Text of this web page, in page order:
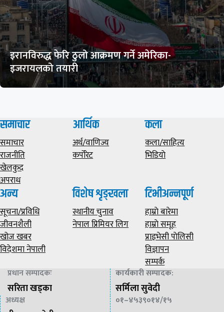
इरानविरुद्ध फेरि ठुलो आक्रमण गर्ने अमेरिका-
इजरायलको तयारी
समाचार
समाचार
राजनीति
खेलकुद
अपराध
आर्थिक
अर्थ/वाणिज्य
कर्पोरेट
कला
कला/साहित्य
भिडियाे
अन्य
सूचना/प्रविधि
जीवनशैली
खोज खबर
विदेशमा नेपाली
विशेष शृङ्खला
स्थानीय चुनाव
नेपाल प्रिमियर लिग
टिभीअन्नपूर्ण
हाम्राे बारेमा
हाम्राे समूह
प्राइभेसी पाेलिसी
विज्ञापन
सम्पर्क
प्रधान सम्पादकः
सरिता खड्का
कार्यकारी सम्पादक:
सर्मिला सुवेदी
अध्यक्ष ०१–४५३९०१४/१५